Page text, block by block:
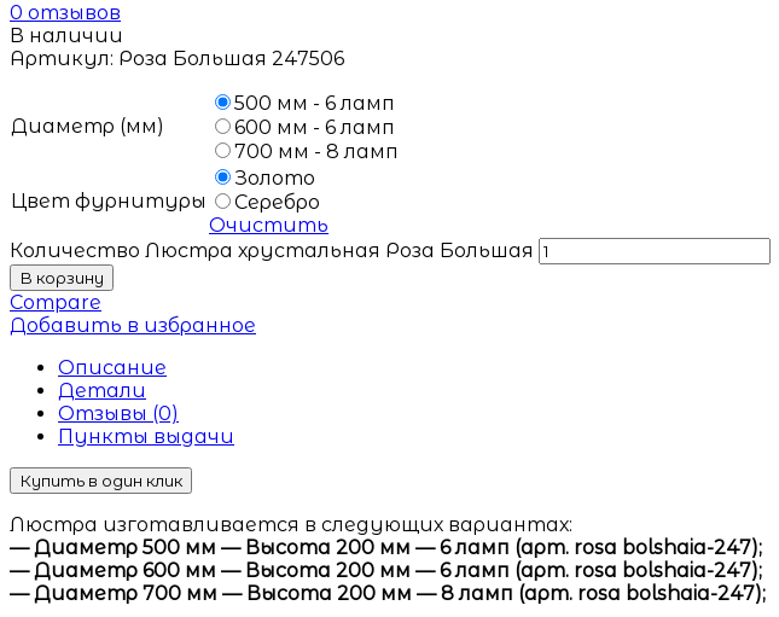
0 отзывов
В наличии
Артикул: Роза Большая 247506
Диаметр (мм)
500 мм - 6 ламп
600 мм - 6 ламп
700 мм - 8 ламп
Цвет фурнитуры
Золото
Серебро
Очистить
Количество Люстра хрустальная Роза Большая
В корзину
Compare
Добавить в избранное
Описание
Детали
Отзывы (0)
Пункты выдачи
Купить в один клик
Люстра изготавливается в следующих вариантах:
— Диаметр 500 мм — Высота 200 мм — 6 ламп (арт. rosa bolshaia-247);
— Диаметр 600 мм — Высота 200 мм — 6 ламп (арт. rosa bolshaia-247);
— Диаметр 700 мм — Высота 200 мм — 8 ламп (арт. rosa bolshaia-247);